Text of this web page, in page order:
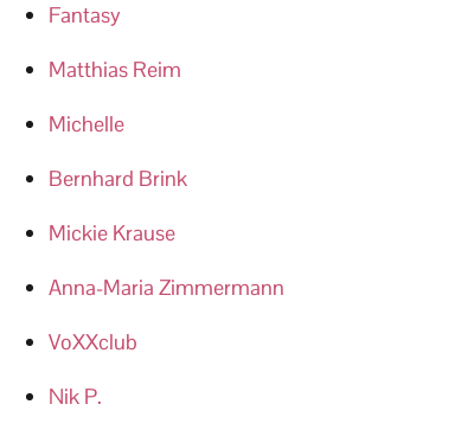
Fantasy
Matthias Reim
Michelle
Bernhard Brink
Mickie Krause
Anna-Maria Zimmermann
VoXXclub
Nik P.